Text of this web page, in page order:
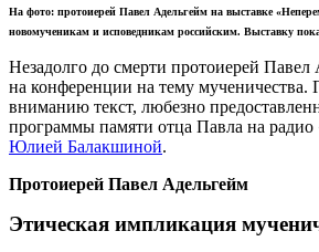
На фото: протоиерей Павел Адельгейм на выставке
новомученикам и исповедникам российским. Выставку
Незадолго до смерти протоиерей
на конференции на тему мученичества.
вниманию текст, любезно
программы памяти отца Павла на радио
Юлией Балакшиной.
Протоиерей Павел Адельгейм
Этическая импликация